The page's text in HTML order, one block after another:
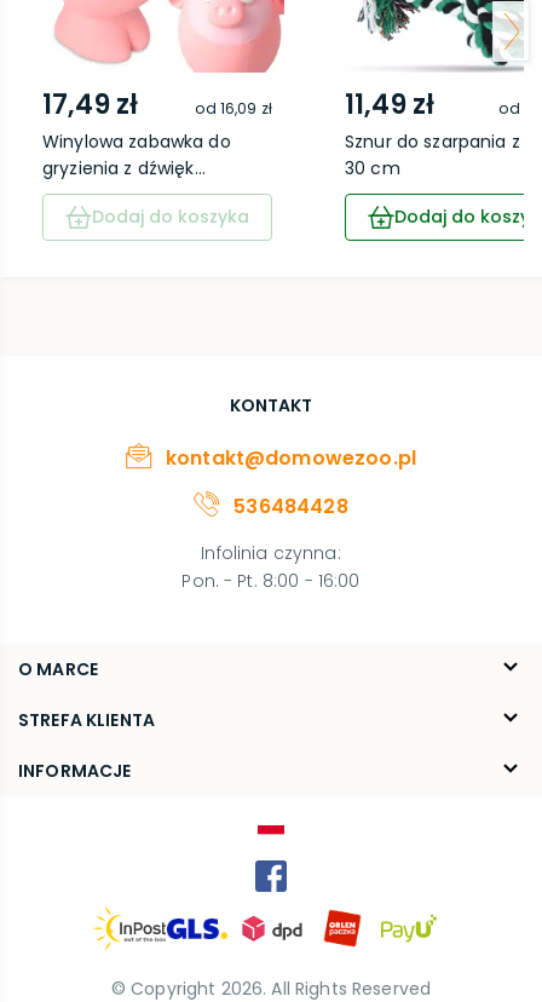
17,49 zł od 16,09 zł
Winylowa zabawka do
gryzienia z dźwięk...
Dodaj do koszyka
11,49 zł od
Sznur do szarpania z
30 cm
Dodaj do
O MARCE
O nas
Blog
STREFA KLIENTA
FAQ
INFORMACJE
KONTAKT
kontakt@domowezoo.pl
536484428
Infolinia czynna:
Pon. - Pt. 8:00 - 16:00
© Copyright 2026. All Rights Reserved